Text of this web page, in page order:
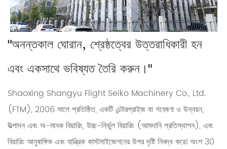
"অনন্তকাল ঘোরান, শ্রেষ্ঠত্বের উত্তরাধিকারী হন
এবং একসাথে ভবিষ্যত তৈরি করুন।"
Shaoxing Shangyu Flight Seiko Machinery Co., Ltd.
(FTM), 2006 সালে প্রতিষ্ঠিত, একটি এন্টারপ্রাইজ যা গবেষণা ও উন্নয়ন,
উত্পাদন এবং অ-মানক বিয়ারিং, উচ্চ-নির্ভুল বিয়ারিং (আমদানি প্রতিস্থাপন), এবং
বিয়ারিং আনুষাঙ্গিক এবং যান্ত্রিক কাস্টমাইজেশনের উপর দৃষ্টি নিবদ্ধ করে। অংশ 30